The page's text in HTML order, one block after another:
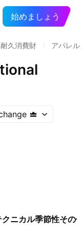
始めましょう
久消費財 アパレ
クニカル季節性その